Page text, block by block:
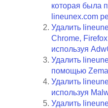
которая была
lineunex.com
Удалить
Chrome,
используя
Удалить
помощью
Удалить
используя
Удалить